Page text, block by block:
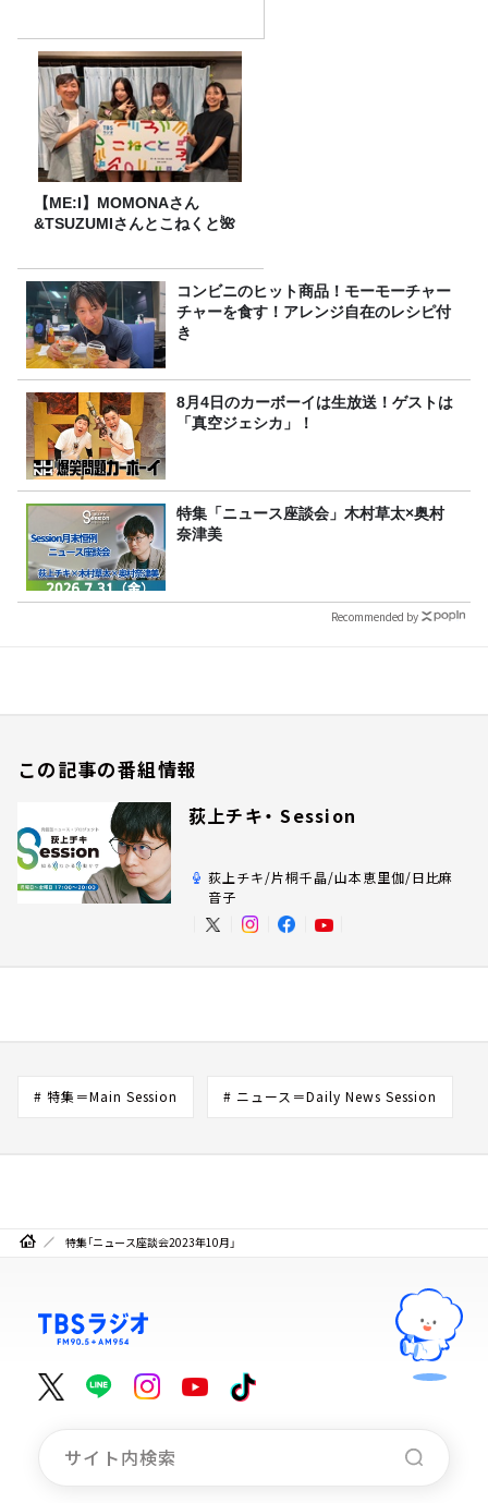
【ME:I】MOMONAさん
&TSUZUMIさんとこねくと🌺
コンビニのヒット商品！モーモーチャー
チャーを食す！アレンジ自在のレシピ付
き
8月4日のカーボーイは生放送！ゲストは
「真空ジェシカ」！
特集「ニュース座談会」木村草太×奥村
奈津美
Recommended by
この記事の番組情報
荻上チキ・ Session
荻上チキ/片桐千晶/山本恵里伽/日比麻
音子
# 特集＝Main Session # ニュース＝Daily News Session
特集「ニュース座談会2023年10月」